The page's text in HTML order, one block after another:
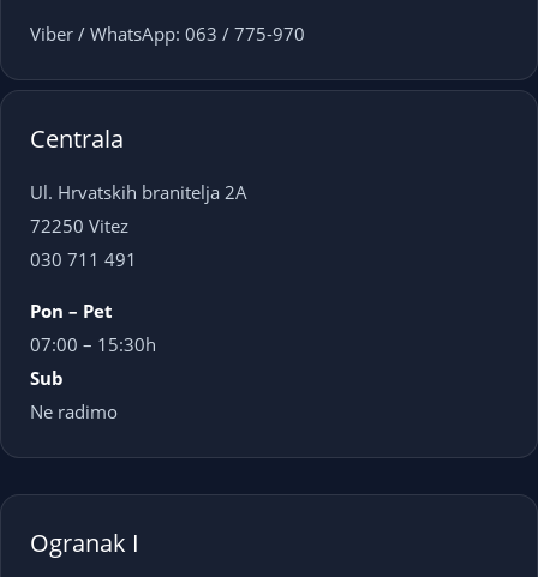
Viber / WhatsApp: 063 / 775-970
Centrala
Ul. Hrvatskih branitelja 2A
72250 Vitez
030 711 491
Pon – Pet
07:00 – 15:30h
Sub
Ne radimo
Ogranak I